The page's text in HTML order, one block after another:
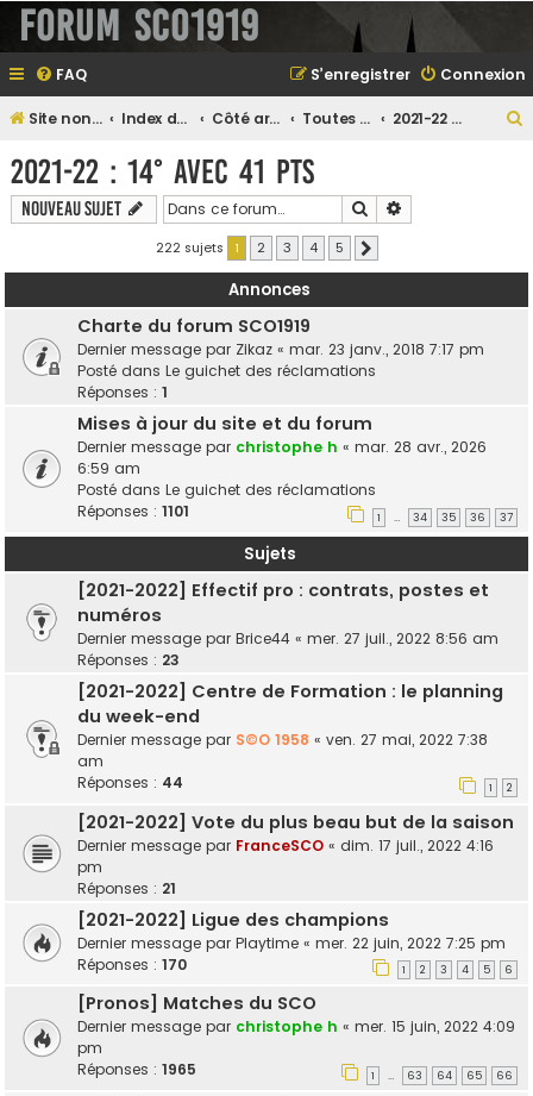
Forum SCO1919
FAQ Connexion
S’enregistrer
Site non officiel sur le SCO d'Angers Index du forum Côté archives... Toutes les saisons passées 2021-22 : 14° avec 41 pts
r
c
2021-22 : 14° avec 41 pts
Nouveau sujet Rechercher
222 sujets 1 2 3 4 5
Annonces
Charte du forum SCO1919
Dernier message par Zikaz « mar. 23 janv., 2018 7:17 pm
Posté dans Le guichet des réclamations
Réponses : 1
Mises à jour du site et du forum
Dernier message par christophe h « mar. 28 avr., 2026
6:59 am
Posté dans Le guichet des réclamations
Réponses : 1101 1 … 34 35 36 37
Sujets
[2021-2022] Effectif pro : contrats, postes et
numéros
Dernier message par Brice44 « mer. 27 juil., 2022 8:56 am
Réponses : 23
[2021-2022] Centre de Formation : le planning
du week-end
Dernier message par S©O 1958 « ven. 27 mai, 2022 7:38
am
Réponses : 44 1 2
[2021-2022] Vote du plus beau but de la saison
Dernier message par FranceSCO « dim. 17 juil., 2022 4:16
pm
Réponses : 21
[2021-2022] Ligue des champions
Dernier message par Playtime « mer. 22 juin, 2022 7:25 pm
Réponses : 170 1 2 3 4 5 6
[Pronos] Matches du SCO
Dernier message par christophe h « mer. 15 juin, 2022 4:09
pm
Réponses : 1965 1 … 63 64 65 66